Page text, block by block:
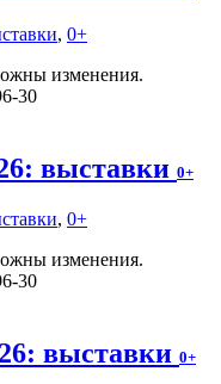
, 0+
изменения.
30
выставки 0+
, 0+
изменения.
30
выставки 0+